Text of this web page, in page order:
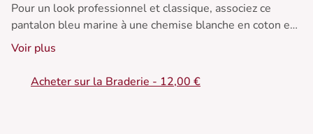
Pour un look professionnel et classique, associez ce
pantalon bleu marine à une chemise blanche en coton et
des mocassins en cuir. Ajoutez une ceinture élégante
pour un fini impeccable. Parfait en toute saison.
Voir plus
Acheter sur la Braderie - 12,00 €